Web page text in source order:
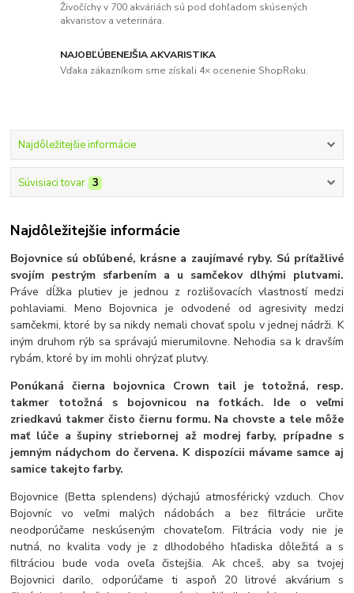
Živočíchy v 700 akváriách sú pod dohľadom skúsených
akvaristov a veterinára.
NAJOBĽÚBENEJŠIA AKVARISTIKA
Vďaka zákazníkom sme získali 4× ocenenie ShopRoku.
Najdôležitejšie informácie
Súvisiaci tovar 3
Najdôležitejšie informácie
Bojovnice sú obľúbené, krásne a zaujímavé ryby. Sú príťažlivé
svojím pestrým sfarbením a u samčekov dlhými plutvami.
Práve dĺžka plutiev je jednou z rozlišovacích vlastností medzi
pohlaviami. Meno Bojovnica je odvodené od agresivity medzi
samčekmi, ktoré by sa nikdy nemali chovať spolu v jednej nádrži. K
iným druhom rýb sa správajú mierumilovne. Nehodia sa k dravším
rybám, ktoré by im mohli ohrýzať plutvy.
Ponúkaná čierna bojovnica Crown tail je totožná, resp.
takmer totožná s bojovnicou na fotkách. Ide o veľmi
zriedkavú takmer čisto čiernu formu. Na chovste a tele môže
mať lúče a šupiny striebornej až modrej farby, prípadne s
jemným nádychom do červena. K dispozícii mávame samce aj
samice takejto farby.
Bojovnice (Betta splendens) dýchajú atmosférický vzduch. Chov
Bojovníc vo veľmi malých nádobách a bez filtrácie určite
neodporúčame neskúseným chovateľom. Filtrácia vody nie je
nutná, no kvalita vody je z dlhodobého hľadiska dôležitá a s
filtráciou bude voda oveľa čistejšia. Ak chceš, aby sa tvojej
Bojovnici darilo, odporúčame ti aspoň 20 litrové akvárium s